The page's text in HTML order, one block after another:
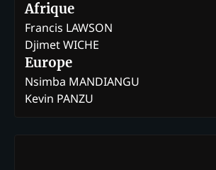
Afrique
Francis LAWSON
Djimet WICHE
Europe
Nsimba MANDIANGU
Kevin PANZU